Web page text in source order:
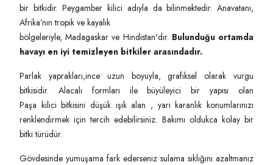
bir bitkidir. Peygamber kilici adıyla da bilinmektedir. Anavatanı,
Afrika’nın tropik ve kayalık
bölgeleriyle, Madagaskar ve Hindistan'dır. Bulunduğu ortamda
havayı en iyi temizleyen bitkiler arasındadır.
Parlak yaprakları,ince uzun boyuyla, grafiksel olarak vurgu
bitkisidir. Alacalı formları ile büyüleyici bir yapısı olan
Paşa kilici bitkisini düşük ışık alan , yarı karanlık konumlarınızı
renklendirmek için tercih edebilirsiniz. Bakımı oldukca kolay bir
bitki türüdür.
Gövdesinde yumuşama fark ederseniz sulama sıklığını azaltmanız